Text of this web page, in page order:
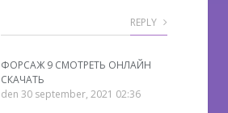
REPLY
ФОРСАЖ 9 СМОТРЕТЬ ОНЛАЙН
СКАЧАТЬ
den 30 september, 2021 02:36